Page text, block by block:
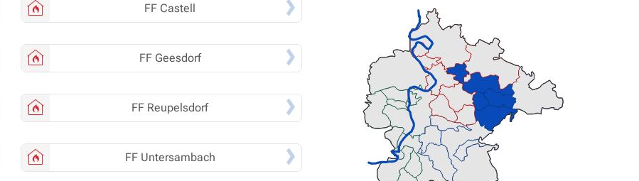
FF Castell
FF Geesdorf
FF Reupelsdorf
FF Untersambach